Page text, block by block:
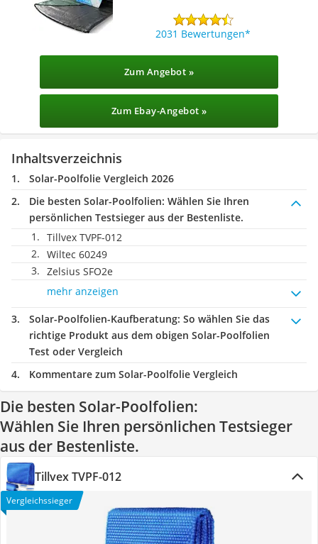
2031 Bewertungen
Zum Angebot »
Zum Ebay-Angebot »
Inhaltsverzeichnis
Solar-Poolfolie Vergleich 2026
Die besten Solar-Poolfolien: Wählen Sie Ihren
persönlichen Testsieger aus der Bestenliste.
Tillvex TVPF-012
Wiltec 60249
‎Zelsius SFO2e
mehr anzeigen
Solar-Poolfolien-Kaufberatung: So wählen Sie das
richtige Produkt aus dem obigen Solar-Poolfolien
Test oder Vergleich
Kommentare zum Solar-Poolfolie Vergleich
Die besten Solar-Poolfolien:
Wählen Sie Ihren persönlichen Testsieger
aus der Bestenliste.
Tillvex TVPF-012
Vergleichssieger